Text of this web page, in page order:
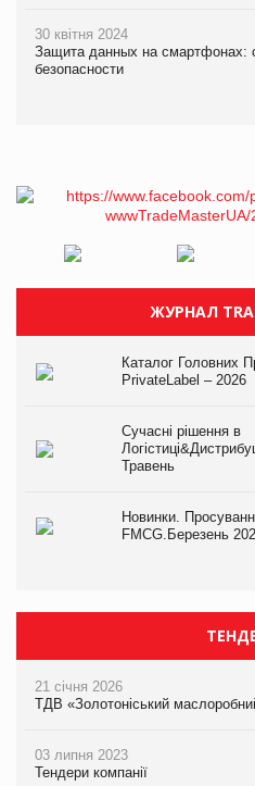
30 квітня 2024
Защита данных на смартфонах:
безопасности
ЖУРНАЛ
Каталог Головних
PrivateLabel – 2026
Сучасні рішення в
Травень
Новинки.
FMCG.Березень
21 січня 2026
ТДВ «Золотоніський
03 липня 2023
Тендери компанії